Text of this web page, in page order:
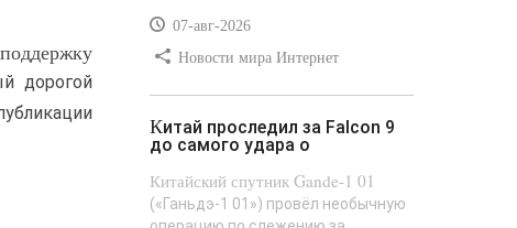
дорогой
07-авг-2026
Новости мира Интернет
Китай проследил за Falcon 9
до самого удара о
Китайский спутник Gande-1 01
(«Ганьдэ-1 01») провёл необычную